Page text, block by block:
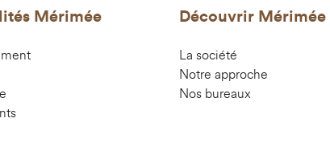
Mérimée Découvrir Mérimée
La société
Notre approche
Nos bureaux